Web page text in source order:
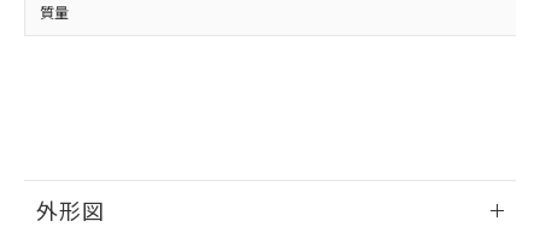
質量
外形図